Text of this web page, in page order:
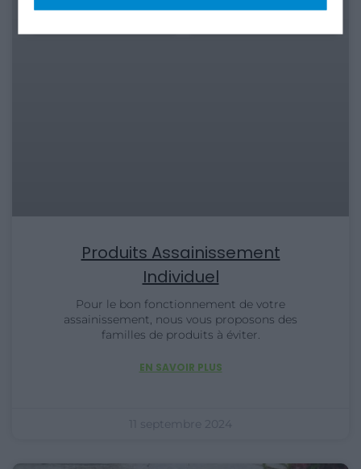
Produits Assainissement
Individuel
Pour le bon fonctionnement de votre
assainissement, nous vous proposons des
familles de produits à éviter.
EN SAVOIR PLUS
11 septembre 2024